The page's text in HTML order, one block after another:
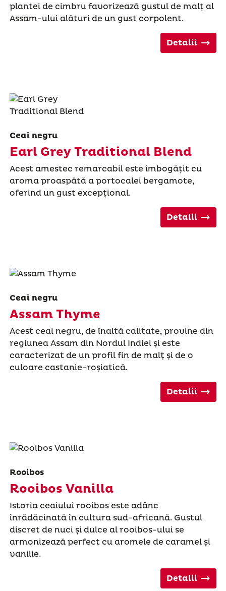
plantei de cimbru favorizează gustul de malț al
Assam-ului alături de un gust corpolent.
Detalii
Ceai negru
Earl Grey Traditional Blend
Acest amestec remarcabil este îmbogățit cu
aroma proaspătă a portocalei bergamote,
oferind un gust excepțional.
Detalii
Ceai negru
Assam Thyme
Acest ceai negru, de înaltă calitate, provine din
regiunea Assam din Nordul Indiei şi este
caracterizat de un profil fin de malţ şi de o
culoare castanie-roşiatică.
Detalii
Rooibos
Rooibos Vanilla
Istoria ceaiului rooibos este adânc
înrădăcinată în cultura sud-africană. Gustul
discret de nuci și dulce al rooibos-ului se
armonizează perfect cu aromele de caramel și
vanilie.
Detalii